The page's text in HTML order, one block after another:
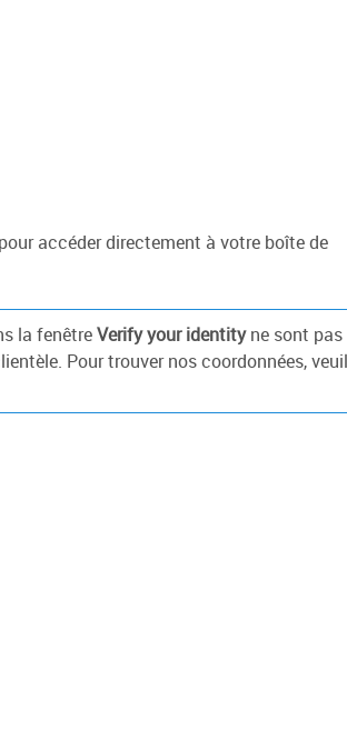
accéder directement à votre boîte de
la fenêtreVerify your identityne sont pas
Pour trouver nos coordonnées,